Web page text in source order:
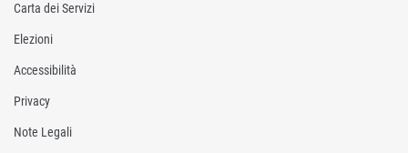
Carta dei Servizi
Elezioni
Accessibilità
Privacy
Note Legali